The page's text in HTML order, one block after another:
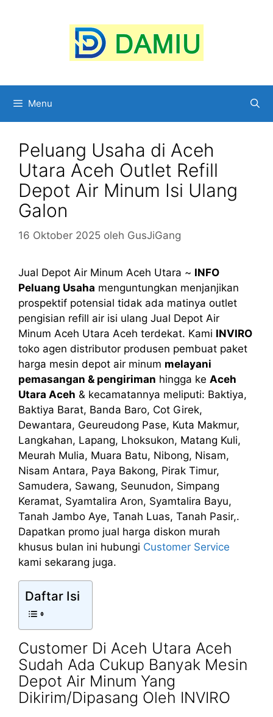
Menu
Peluang Usaha di Aceh
Utara Aceh Outlet Refill
Depot Air Minum Isi Ulang
Galon
16 Oktober 2025 oleh GusJiGang
Jual Depot Air Minum Aceh Utara ~ INFO
Peluang Usaha menguntungkan menjanjikan
prospektif potensial tidak ada matinya outlet
pengisian refill air isi ulang Jual Depot Air
Minum Aceh Utara Aceh terdekat. Kami INVIRO
toko agen distributor produsen pembuat paket
harga mesin depot air minum melayani
pemasangan & pengiriman hingga ke Aceh
Utara Aceh & kecamatannya meliputi: Baktiya,
Baktiya Barat, Banda Baro, Cot Girek,
Dewantara, Geureudong Pase, Kuta Makmur,
Langkahan, Lapang, Lhoksukon, Matang Kuli,
Meurah Mulia, Muara Batu, Nibong, Nisam,
Nisam Antara, Paya Bakong, Pirak Timur,
Samudera, Sawang, Seunudon, Simpang
Keramat, Syamtalira Aron, Syamtalira Bayu,
Tanah Jambo Aye, Tanah Luas, Tanah Pasir,.
Dapatkan promo jual harga diskon murah
khusus bulan ini hubungi Customer Service
kami sekarang juga.
Daftar Isi
Customer Di Aceh Utara Aceh
Sudah Ada Cukup Banyak Mesin
Depot Air Minum Yang
Dikirim/Dipasang Oleh INVIRO